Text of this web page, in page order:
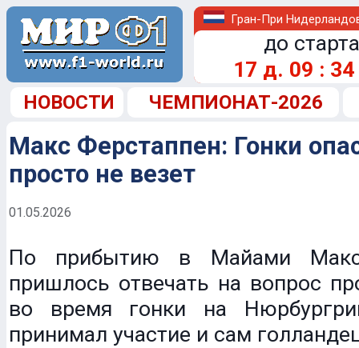
Гран-При
до
17 д. 09 : 34
НОВОСТИ ЧЕМПИОНАТ-2026
Макс Ферстаппен: Гонки
просто не везет
01.05.2026
По прибытию в Майами
пришлось отвечать на вопрос
во время гонки на
принимал участие и сам